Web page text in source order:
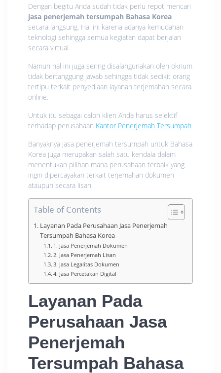
Dengan begitu Anda sudah tidak perlu repot mencari
jasa penerjemah tersumpah Bahasa Korea
secara langsung. Hal ini karena adanya kemudahan
teknologi sehingga semua kegiatan dapat berjalan
secara virtual.
Namun hal ini juga sering disalahgunakan oleh oknum
tidak bertanggung jawab sehingga tidak sedikit orang
tertipu terkait penyediaan layanan terjemahan secara
online.
Untuk itu sebagai calon klien Anda harus selektif
terhadap perusahaan Kantor Penerjemah Tersumpah.
Banyaknya jasa penerjemah tersumpah untuk Bahasa
Korea juga merupakan salah satu kendala dalam
menentukan pilihan mana perusahaan terbaik yang
ingin dipercayakan terkait terjemahan dokumen
ataupun secara lisan.
Table of Contents
Layanan Pada Perusahaan Jasa Penerjemah
Tersumpah Bahasa Korea
1. Jasa Penerjemah Dokumen
2. Jasa Penerjemah Lisan
3. Jasa Legalitas Dokumen
4. Jasa Percetakan Digital
Layanan Pada
Perusahaan Jasa
Penerjemah
Tersumpah Bahasa